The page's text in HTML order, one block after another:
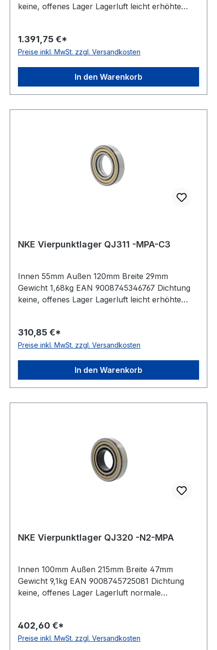
keine, offenes Lager Lagerluft leicht erhöhte
Außenring zwei um 180 Grad versetzte
Haltenuten im Außenring Toleranzklasse
geteilter Innenring
1.391,75 €*
Preise inkl. MwSt. zzgl. Versandkosten
In den Warenkorb
NKE Vierpunktlager QJ311 -MPA-C3
Innen 55mm Außen 120mm Breite 29mm
Gewicht 1,68kg EAN 9008745346767 Dichtung
keine, offenes Lager Lagerluft leicht erhöhte
Toleranzklasse Toleranzklasse P0/PN bzw.
ABEC 1 Nut(en) im Außenring ohne Nut
310,85 €*
Preise inkl. MwSt. zzgl. Versandkosten
In den Warenkorb
NKE Vierpunktlager QJ320 -N2-MPA
Innen 100mm Außen 215mm Breite 47mm
Gewicht 9,1kg EAN 9008745725081 Dichtung
keine, offenes Lager Lagerluft normale
Außenring zwei um 180 Grad versetzte
Haltenuten im Außenring Toleranzklasse
402,60 €*
Preise inkl. MwSt. zzgl. Versandkosten